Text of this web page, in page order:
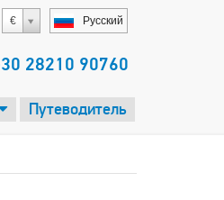
Русский
€
28210 90760
Путеводитель